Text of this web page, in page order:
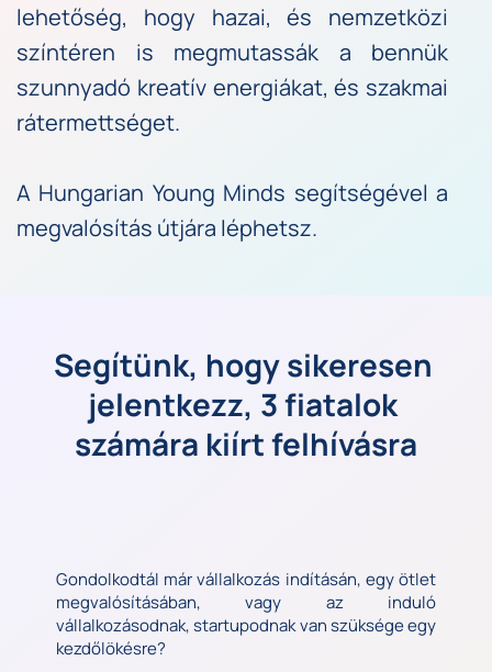
lehetőség, hogy hazai, és nemzetközi
színtéren is megmutassák a bennük
szunnyadó kreatív energiákat, és szakmai
rátermettséget.
A Hungarian Young Minds segítségével a
megvalósítás útjára léphetsz.
Segítünk, hogy sikeresen
jelentkezz, 3 fiatalok
számára kiírt felhívásra
Gondolkodtál már vállalkozás indításán, egy ötlet
megvalósításában, vagy az induló
vállalkozásodnak, startupodnak van szüksége egy
kezdőlökésre?